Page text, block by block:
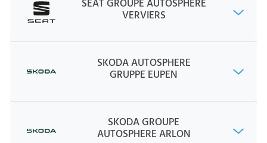
SEAT GROUPE AUTOSPHERE
VERVIERS
SKODA AUTOSPHERE
GRUPPE EUPEN
SKODA GROUPE
AUTOSPHERE ARLON